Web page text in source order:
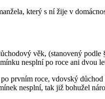
který s ní žije v
věk, (stanovený
nesplní po roce ani dvou
prvním roce, vdovský
nesplní, tak již bohužel